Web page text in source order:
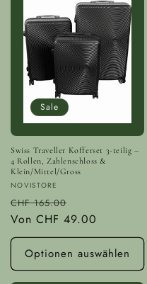
:
Sale
Swiss Traveller Kofferset 3-teilig –
4 Rollen, Zahlenschloss &
Klein/Mittel/Gross
Anbieter:
NOVISTORE
Normaler
Preis
CHF 165.00
Von CHF 49.00
Optionen auswählen